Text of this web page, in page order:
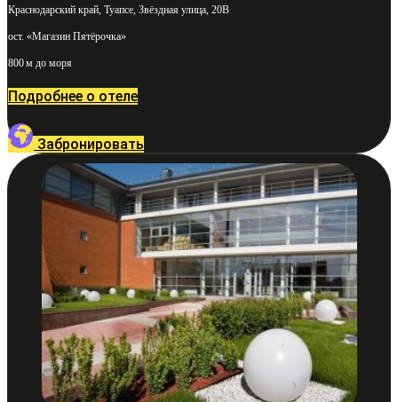
Краснодарский край, Туапсе, Звёздная улица, 20В
ост. «Магазин Пятёрочка»
800 м до моря
Подробнее о отеле
Забронировать